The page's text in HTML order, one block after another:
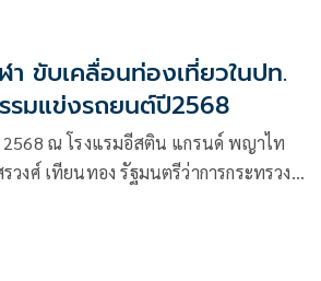
ขับเคลื่อนท่องเที่ยวในปท.
รมแข่งรถยนต์ปี2568
2568 ณ โรงแรมอีสติน แกรนด์ พญาไท
วงศ์ เทียนทอง รัฐมนตรีว่าการกระทรวง